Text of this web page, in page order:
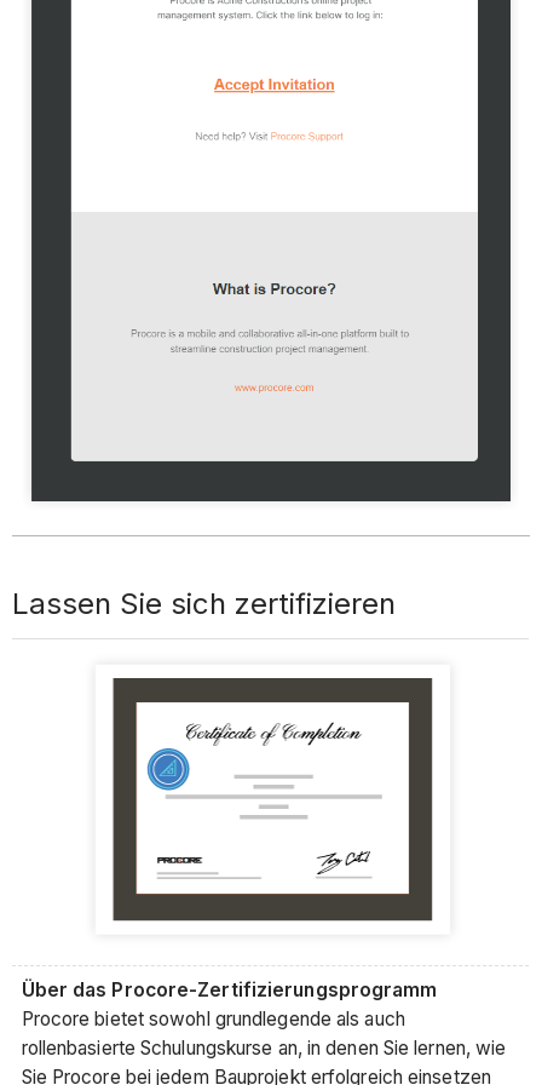
Lassen Sie sich zertifizieren
Über das Procore-Zertifizierungsprogramm
Procore bietet sowohl grundlegende als auch
rollenbasierte Schulungskurse an, in denen Sie lernen, wie
Sie Procore bei jedem Bauprojekt erfolgreich einsetzen